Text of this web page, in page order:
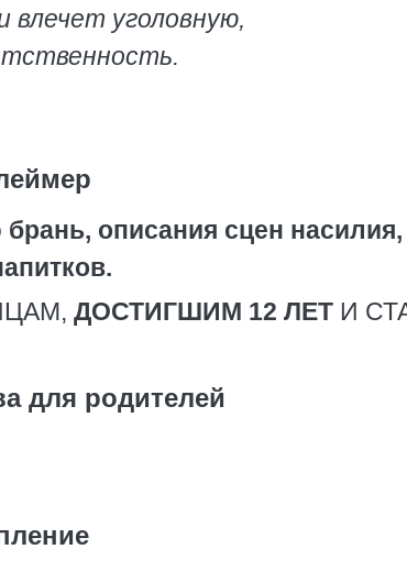
влечет уголовную,
описания сцен насилия,
ДОСТИГШИМ 12 ЛЕТ И
для родителей